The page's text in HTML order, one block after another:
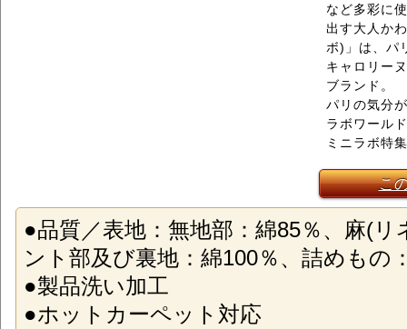
など多彩に
出す大人か
ボ)」は、パ
キャロリー
ブランド。
パリの気分
ラボワール
ミニラボ特
こ
●品質／表地：無地部：綿85％、麻(
ント部及び裏地：綿100％、詰めもの
●製品洗い加工
●ホットカーペット対応